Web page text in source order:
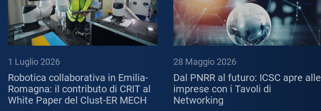
1 Luglio 2026
Robotica collaborativa in Emilia-
Romagna: il contributo di CRIT al
White Paper del Clust-ER MECH
28 Maggio 2026
Dal PNRR al futuro: ICSC apre alle
imprese con i Tavoli di
Networking